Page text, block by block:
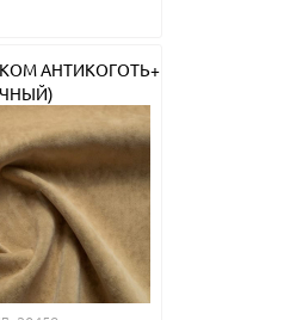
АНТИКОГОТЬ+